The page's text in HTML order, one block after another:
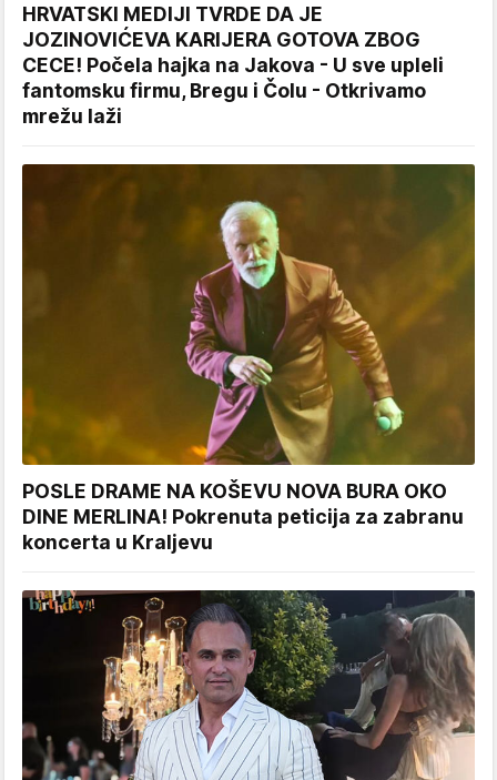
HRVATSKI MEDIJI TVRDE DA JE
JOZINOVIĆEVA KARIJERA GOTOVA ZBOG
CECE! Počela hajka na Jakova - U sve upleli
fantomsku firmu, Bregu i Čolu - Otkrivamo
mrežu laži
POSLE DRAME NA KOŠEVU NOVA BURA OKO
DINE MERLINA! Pokrenuta peticija za zabranu
koncerta u Kraljevu